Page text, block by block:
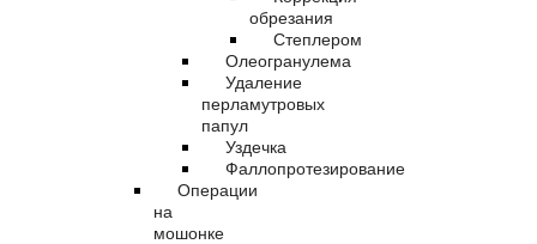
обрезания
Степлером
Олеогранулема
Удаление
перламутровых
папул
Уздечка
Фаллопротезирование
Операции
на
мошонке